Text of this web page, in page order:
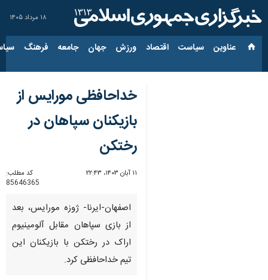
۱۸ مرداد ۱۴۰۵
عناوین‌ سیاست اقتصاد ورزش جهان جامعه فرهنگ
خداحافظی مورایس از
بازیکنان سپاهان در
رختکن
۱۱ آبان ۱۴۰۳، ۲۲:۴۳
کد مطلب:
85646365
اصفهان-ایرنا- ژوزه مورایس، بعد
از بازی سپاهان مقابل آلومینیوم
اراک در رختکن با بازیکنان این
تیم خداحافظی کرد.